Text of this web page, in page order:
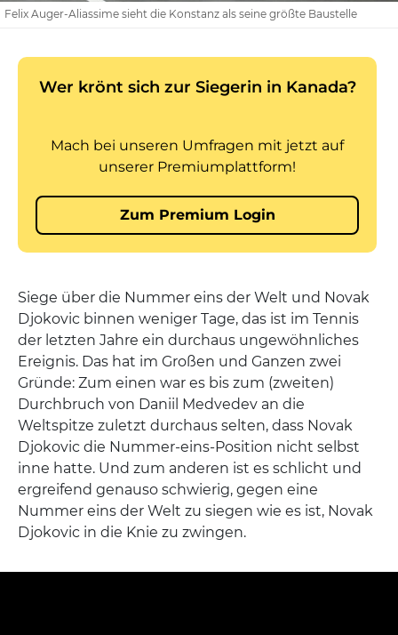
Felix Auger-Aliassime sieht die Konstanz als seine größte Baustelle
Siege über die Nummer eins der Welt und Novak
Djokovic binnen weniger Tage, das ist im Tennis
der letzten Jahre ein durchaus ungewöhnliches
Ereignis. Das hat im Großen und Ganzen zwei
Gründe: Zum einen war es bis zum (zweiten)
Durchbruch von Daniil Medvedev an die
Weltspitze zuletzt durchaus selten, dass Novak
Djokovic die Nummer-eins-Position nicht selbst
inne hatte. Und zum anderen ist es schlicht und
ergreifend genauso schwierig, gegen eine
Nummer eins der Welt zu siegen wie es ist, Novak
Djokovic in die Knie zu zwingen.